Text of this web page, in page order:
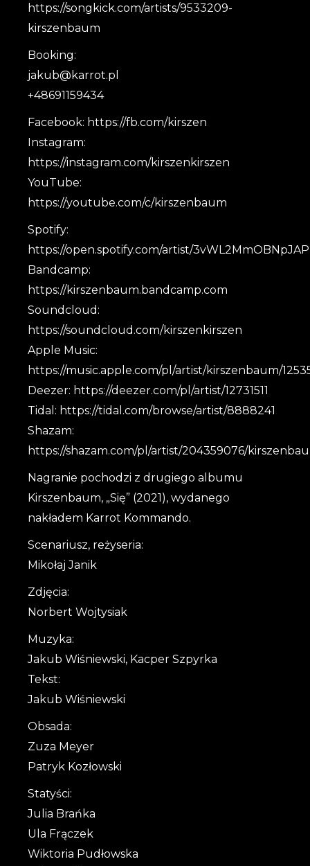
https://songkick.com/artists/9533209-
kirszenbaum
Booking:
jakub@karrot.pl
+48691159434
Facebook: https://fb.com/kirszen
Instagram:
https://instagram.com/kirszenkirszen
YouTube:
https://youtube.com/c/kirszenbaum
Spotify:
https://open.spotify.com/artist/
Bandcamp:
https://kirszenbaum.bandcamp.com
Soundcloud:
https://soundcloud.com/kirszenkirszen
Apple Music:
https://music.apple.com/pl/artist/kirszenbaum/
Deezer: https://deezer.com/pl/artist/12731511
Tidal: https://tidal.com/browse/artist/8888241
Shazam:
https://shazam.com/pl/artist/204359076/
Nagranie pochodzi z drugiego albumu
Kirszenbaum, „Się” (2021), wydanego
nakładem Karrot Kommando.
Scenariusz, reżyseria:
Mikołaj Janik
Zdjęcia:
Norbert Wojtysiak
Muzyka:
Jakub Wiśniewski, Kacper Szpyrka
Tekst:
Jakub Wiśniewski
Obsada:
Zuza Meyer
Patryk Kozłowski
Statyści:
Julia Brańka
Ula Frączek
Wiktoria Pudłowska